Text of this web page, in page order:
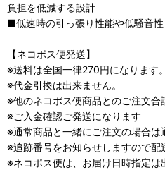
負担を低減する設計
■低速時の引っ張り性能や低騒音性
【ネコポス便発送】
※送料は全国一律270円になります。
※代金引換は出来ません。
※他のネコポス便商品とのご注文合
※ご入金確認ご発送になります
※通常商品と一緒にご注文の場合は
※追跡番号をお知らせしますので配
※ネコポス便は、お届け日時指定は